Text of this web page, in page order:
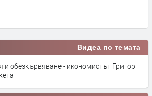
Видеа по темата
обезкървяване - икономистът Григор